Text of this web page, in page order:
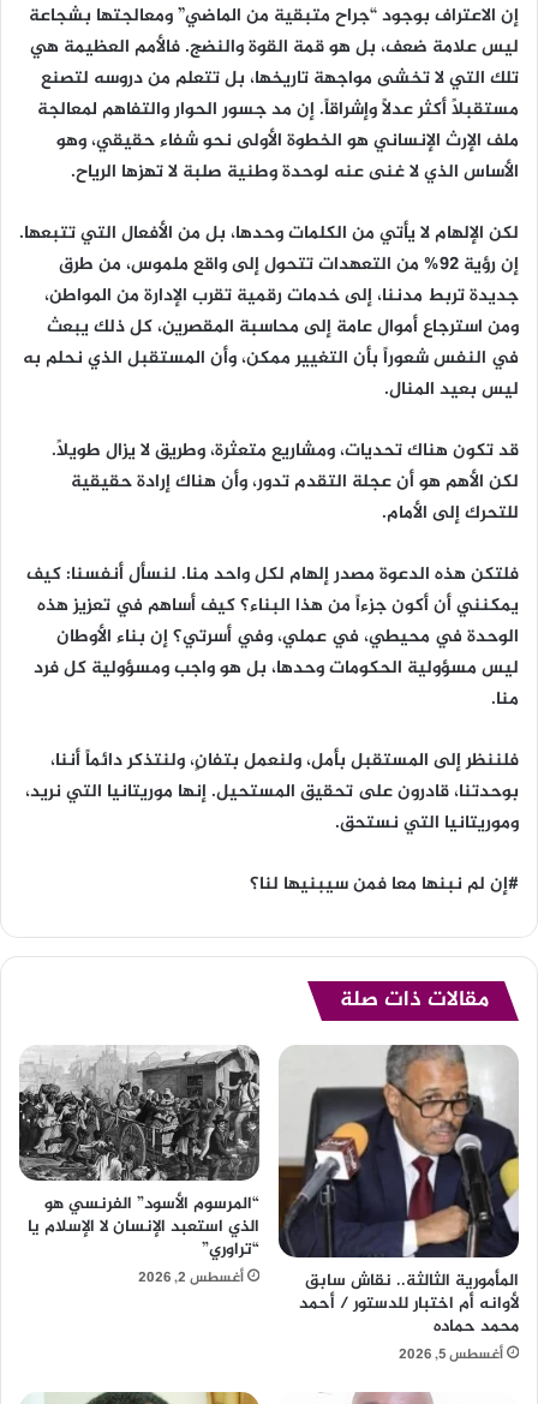
إن الاعتراف بوجود “جراح متبقية من الماضي” ومعالجتها بشجاعة
ليس علامة ضعف، بل هو قمة القوة والنضج. فالأمم العظيمة هي
تلك التي لا تخشى مواجهة تاريخها، بل تتعلم من دروسه لتصنع
مستقبلاً أكثر عدلاً وإشراقاً. إن مد جسور الحوار والتفاهم لمعالجة
ملف الإرث الإنساني هو الخطوة الأولى نحو شفاء حقيقي، وهو
الأساس الذي لا غنى عنه لوحدة وطنية صلبة لا تهزها الرياح.
لكن الإلهام لا يأتي من الكلمات وحدها، بل من الأفعال التي تتبعها.
إن رؤية 92% من التعهدات تتحول إلى واقع ملموس، من طرق
جديدة تربط مدننا، إلى خدمات رقمية تقرب الإدارة من المواطن،
ومن استرجاع أموال عامة إلى محاسبة المقصرين، كل ذلك يبعث
في النفس شعوراً بأن التغيير ممكن، وأن المستقبل الذي نحلم به
ليس بعيد المنال.
قد تكون هناك تحديات، ومشاريع متعثرة، وطريق لا يزال طويلاً.
لكن الأهم هو أن عجلة التقدم تدور، وأن هناك إرادة حقيقية
للتحرك إلى الأمام.
فلتكن هذه الدعوة مصدر إلهام لكل واحد منا. لنسأل أنفسنا: كيف
يمكنني أن أكون جزءاً من هذا البناء؟ كيف أساهم في تعزيز هذه
الوحدة في محيطي، في عملي، وفي أسرتي؟ إن بناء الأوطان
ليس مسؤولية الحكومات وحدها، بل هو واجب ومسؤولية كل فرد
منا.
فلننظر إلى المستقبل بأمل، ولنعمل بتفانٍ، ولنتذكر دائماً أننا،
بوحدتنا، قادرون على تحقيق المستحيل. إنها موريتانيا التي نريد،
وموريتانيا التي نستحق.
#إن لم نبنها معا فمن سيبنيها لنا؟
مقالات ذات صلة
المأمورية الثالثة.. نقاش سابق
لأوانه أم اختبار للدستور / أحمد
محمد حماده
أغسطس 5, 2026
“المرسوم الأسود” الفرنسي هو
الذي استعبد الإنسان لا الإسلام يا
“تراوري”
أغسطس 2, 2026